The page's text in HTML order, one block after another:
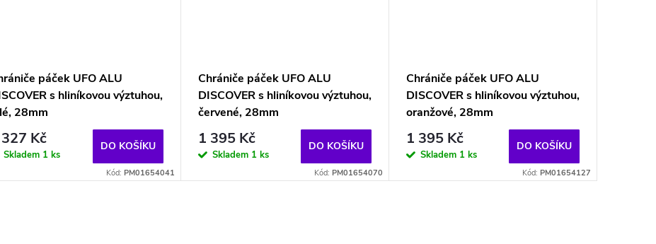
páček UFO ALU
s hliníkovou výztuhou,
28mm
Kč
Skladem 1 ks
DO KOŠÍKU
Kód: PM01654041
Chrániče páček UFO ALU
DISCOVER s hliníkovou výztuhou,
červené, 28mm
1 395 Kč
Skladem 1 ks
DO KOŠÍKU
Kód: PM01654070
Chrániče páček UFO ALU
DISCOVER s hliníkovou výztuhou,
oranžové, 28mm
1 395 Kč
Skladem 1 ks
DO KOŠÍKU
Kód: PM01654127